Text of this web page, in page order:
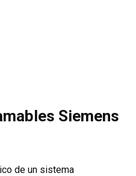
Siemens
de un sistema